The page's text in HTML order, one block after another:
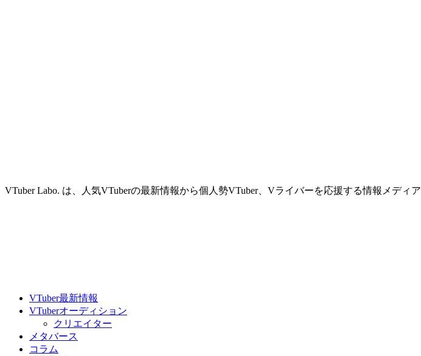
VTuber Labo. は、人気VTuberの最新情報から個人勢VTuber、Vライバーを応援する情報メディア
VTuber最新情報
VTuberオーディション
クリエイター
メタバース
コラム